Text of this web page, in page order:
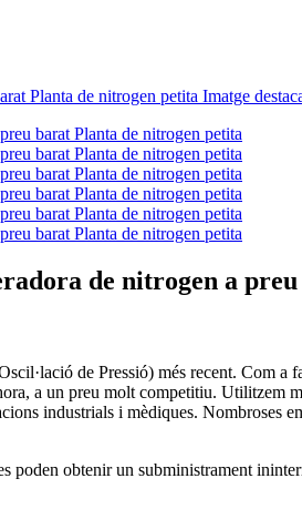
de nitrogen a
de Pressió) més recent. Com a
a un preu molt competitiu.
industrials i mèdiques. Nombroses
poden obtenir un subministrament